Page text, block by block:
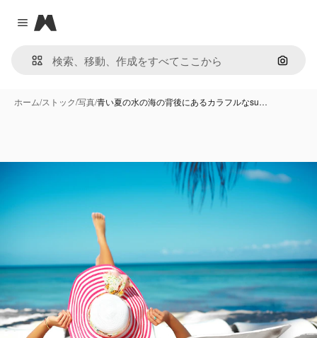
Close menu
Magnific
画像で
ホーム/ストック/写真/青い夏の水の海の背後にあるカラフルなsu…